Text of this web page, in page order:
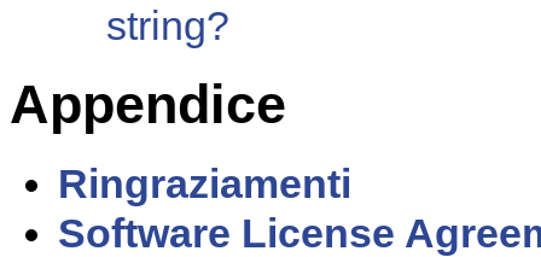
string?
Appendice
Ringraziamenti
Software License